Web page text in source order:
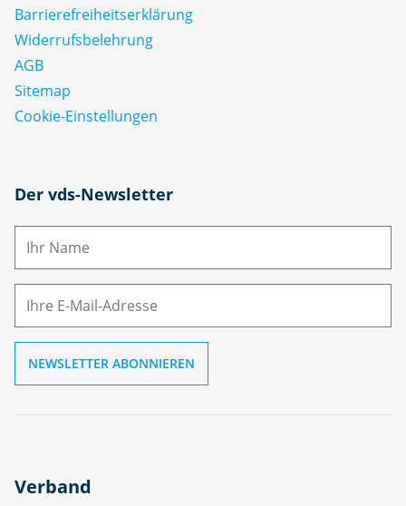
Barrierefreiheitserklärung
Widerrufsbelehrung
AGB
Sitemap
Cookie-Einstellungen
Der vds-Newsletter
N
M
Verband